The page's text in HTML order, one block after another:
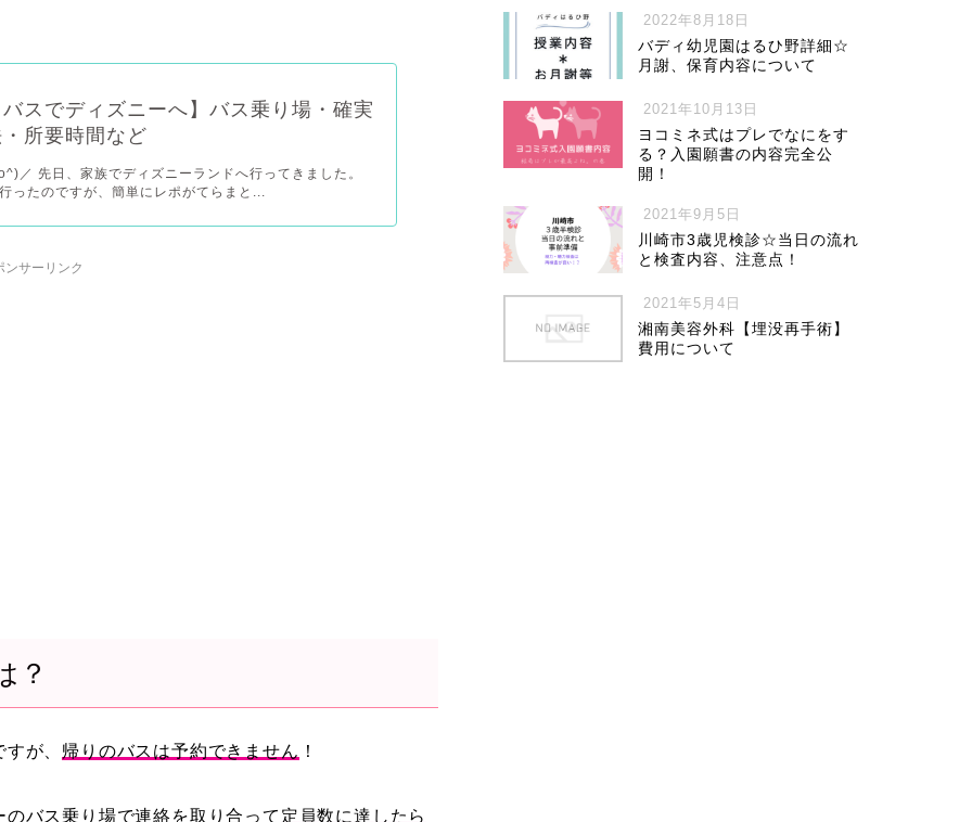
スでディズニーへ】バス乗り場・確実
所要時間など
／ 先日、家族でディズニーランドへ行ってきました。
ったのですが、簡単にレポがてらまと...
ンサーリンク
？
が、 帰りのバスは予約できません ！
バス乗り場で連絡を取り合って 定員数に達したら
2022年8月18日
バディ幼児園はるひ野詳細☆
月謝、保育内容について
2021年10月13日
ヨコミネ式はプレでなにをす
る？入園願書の内容完全公
開！
2021年9月5日
川崎市3歳児検診☆当日の流れ
と検査内容、注意点！
2021年5月4日
湘南美容外科【埋没再手術】
費用について